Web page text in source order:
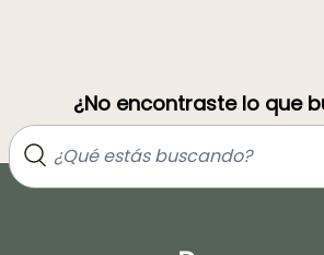
¿No encontraste lo que